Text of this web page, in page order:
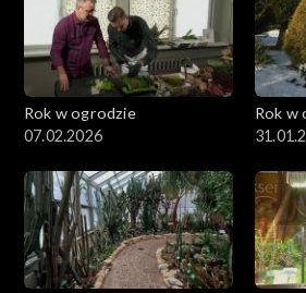
Rok w ogrodzie
07.02.2026
Rok w